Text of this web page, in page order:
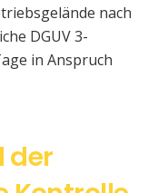
nach
DGUV 3-
in Anspruch
der